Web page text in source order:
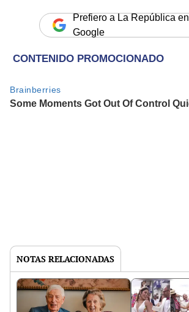
Prefiero a La República en
Google
NOTAS RELACIONADAS